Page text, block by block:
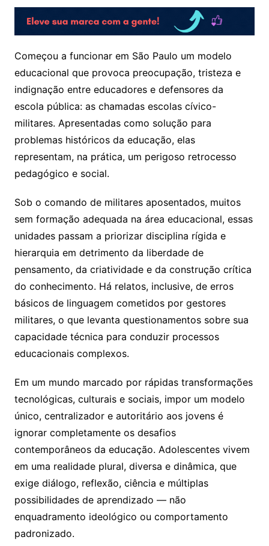
Começou a funcionar em São Paulo um modelo
educacional que provoca preocupação, tristeza e
indignação entre educadores e defensores da
escola pública: as chamadas escolas cívico-
militares. Apresentadas como solução para
problemas históricos da educação, elas
representam, na prática, um perigoso retrocesso
pedagógico e social.
Sob o comando de militares aposentados, muitos
sem formação adequada na área educacional, essas
unidades passam a priorizar disciplina rígida e
hierarquia em detrimento da liberdade de
pensamento, da criatividade e da construção crítica
do conhecimento. Há relatos, inclusive, de erros
básicos de linguagem cometidos por gestores
militares, o que levanta questionamentos sobre sua
capacidade técnica para conduzir processos
educacionais complexos.
Em um mundo marcado por rápidas transformações
tecnológicas, culturais e sociais, impor um modelo
único, centralizador e autoritário aos jovens é
ignorar completamente os desafios
contemporâneos da educação. Adolescentes vivem
em uma realidade plural, diversa e dinâmica, que
exige diálogo, reflexão, ciência e múltiplas
possibilidades de aprendizado — não
enquadramento ideológico ou comportamento
padronizado.